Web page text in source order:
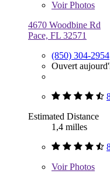
VoirPhotos
4670 Woodbine Rd
Pace, FL 32571
(850) 304-2954
Ouvert
Estimated Distance
1,4 milles
VoirPhotos